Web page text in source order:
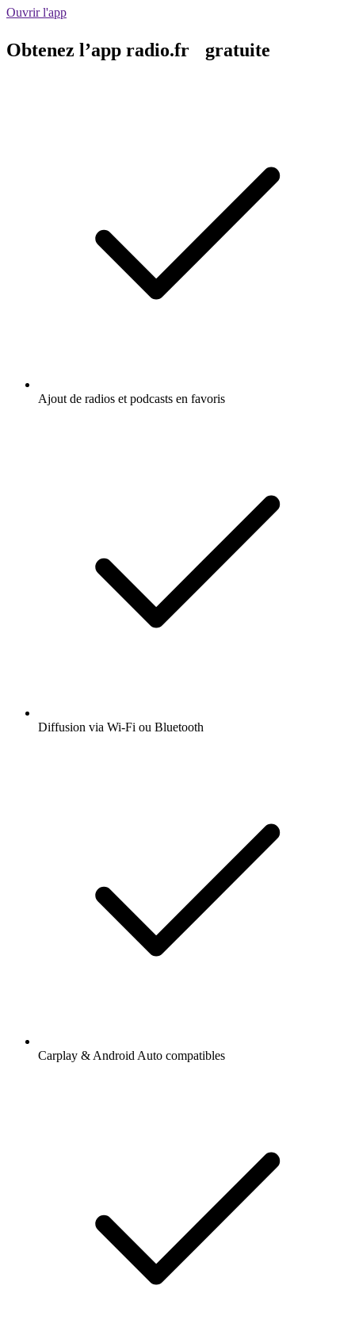
Ouvrir l'app
Obtenez l’app radio.fr gratuite
Ajout de radios et podcasts en favoris
Diffusion via Wi-Fi ou Bluetooth
Carplay & Android Auto compatibles